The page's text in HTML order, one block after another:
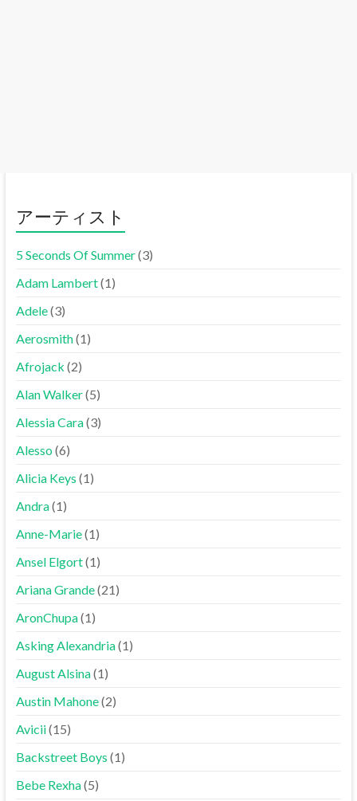
アーティスト
5 Seconds Of Summer(3)
Adam Lambert(1)
Adele(3)
Aerosmith(1)
Afrojack (2)
Alan Walker(5)
Alessia Cara(3)
Alesso(6)
Alicia Keys (1)
Andra(1)
Anne-Marie(1)
Ansel Elgort(1)
Ariana Grande(21)
AronChupa(1)
Asking Alexandria(1)
August Alsina(1)
Austin Mahone(2)
Avicii(15)
Backstreet Boys (1)
Bebe Rexha(5)